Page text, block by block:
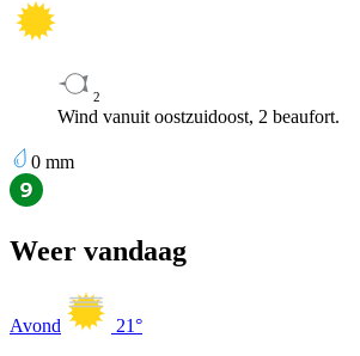
2
Wind vanuit oostzuidoost, 2 beaufort.
0 mm
Weer vandaag
Avond 21°